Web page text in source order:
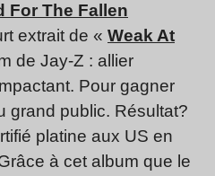
For The Fallen
extrait de « Weak At
de Jay-Z : allier
Pour gagner
grand public. Résultat?
platine aux US en
à cet album que le